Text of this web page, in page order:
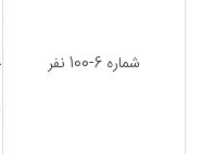
شماره 6-100 نفر